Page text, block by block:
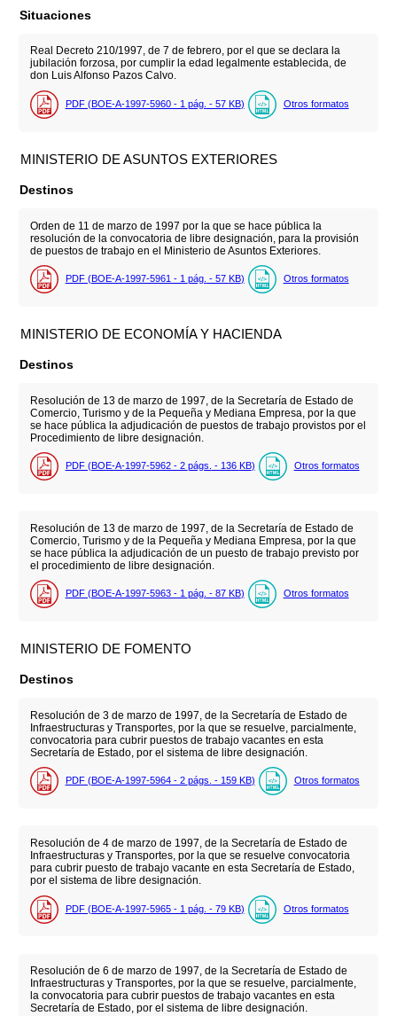
Situaciones
Real Decreto 210/1997, de 7 de febrero, por el que se declara la
jubilación forzosa, por cumplir la edad legalmente establecida, de
don Luis Alfonso Pazos Calvo.
PDF (BOE-A-1997-5960 - 1 pág. - 57 KB) Otros formatos
MINISTERIO DE ASUNTOS EXTERIORES
Destinos
Orden de 11 de marzo de 1997 por la que se hace pública la
resolución de la convocatoria de libre designación, para la provisión
de puestos de trabajo en el Ministerio de Asuntos Exteriores.
PDF (BOE-A-1997-5961 - 1 pág. - 57 KB) Otros formatos
MINISTERIO DE ECONOMÍA Y HACIENDA
Destinos
Resolución de 13 de marzo de 1997, de la Secretaría de Estado de
Comercio, Turismo y de la Pequeña y Mediana Empresa, por la que
se hace pública la adjudicación de puestos de trabajo provistos por el
Procedimiento de libre designación.
PDF (BOE-A-1997-5962 - 2 págs. - 136 KB) Otros formatos
Resolución de 13 de marzo de 1997, de la Secretaría de Estado de
Comercio, Turismo y de la Pequeña y Mediana Empresa, por la que
se hace pública la adjudicación de un puesto de trabajo previsto por
el procedimiento de libre designación.
PDF (BOE-A-1997-5963 - 1 pág. - 87 KB) Otros formatos
MINISTERIO DE FOMENTO
Destinos
Resolución de 3 de marzo de 1997, de la Secretaría de Estado de
Infraestructuras y Transportes, por la que se resuelve, parcialmente,
convocatoria para cubrir puestos de trabajo vacantes en esta
Secretaría de Estado, por el sistema de libre designación.
PDF (BOE-A-1997-5964 - 2 págs. - 159 KB) Otros formatos
Resolución de 4 de marzo de 1997, de la Secretaría de Estado de
Infraestructuras y Transportes, por la que se resuelve convocatoria
para cubrir puesto de trabajo vacante en esta Secretaría de Estado,
por el sistema de libre designación.
PDF (BOE-A-1997-5965 - 1 pág. - 79 KB) Otros formatos
Resolución de 6 de marzo de 1997, de la Secretaría de Estado de
Infraestructuras y Transportes, por la que se resuelve, parcialmente,
la convocatoria para cubrir puestos de trabajo vacantes en esta
Secretaría de Estado, por el sistema de libre designación.